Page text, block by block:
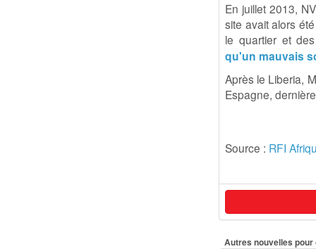
En juillet 2013,
site avait alors
le quartier et
qu'un mauvais
Après le Liberia,
Espagne,
Source : RFI
Autres nouvelles